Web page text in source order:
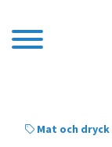
Mat och dryck